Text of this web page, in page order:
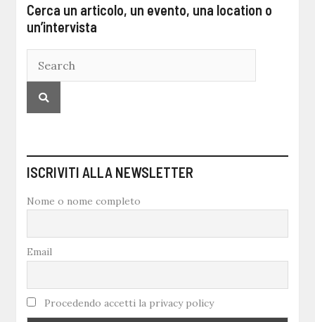
Cerca un articolo, un evento, una location o
un’intervista
ISCRIVITI ALLA NEWSLETTER
Nome o nome completo
Email
Procedendo accetti la privacy policy